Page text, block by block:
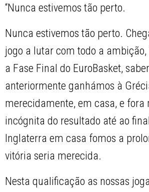
“Nunca estivemos tão perto.
Nunca estivemos tão perto.
jogo a lutar com todo a
a Fase Final do EuroBasket,
anteriormente ganhámos à
merecidamente, em casa, e fora
incógnita do resultado até ao
Inglaterra em casa fomos a
vitória seria merecida.
Nesta qualificação as nossas